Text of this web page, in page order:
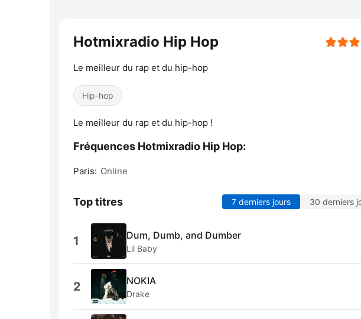
Hotmixradio Hip Hop
Le meilleur du rap et du hip-hop
Hip-hop
Le meilleur du rap et du hip-hop !
Fréquences Hotmixradio Hip Hop:
Paris: Online
Top titres 7 derniers jours 30 derniers
1 Dum, Dumb, and Dumber
Lil Baby
2 NOKIA
Drake